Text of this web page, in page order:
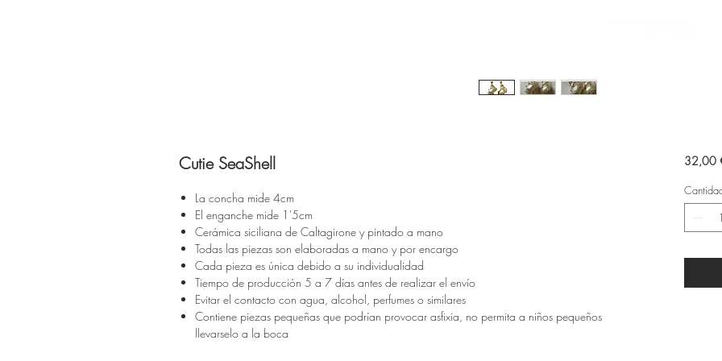
Cutie SeaShell
La concha mide 4cm
El enganche mide 1'5cm
Cerámica siciliana de Caltagirone y pintado a mano
Todas las piezas son elaboradas a mano y por encargo
Cada pieza es única debido a su individualidad
Tiempo de producción 5 a 7 días antes de realizar el envío
Evitar el contacto con agua, alcohol, perfumes o similares
Contiene piezas pequeñas que podrían provocar asfixia, no permita a niños pequeños
llevarselo a la boca
32,00